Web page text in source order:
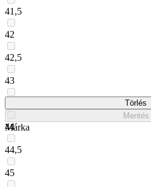
41,5
42
42,5
43
44
44,5
45
Törlés
Mentés
Márka